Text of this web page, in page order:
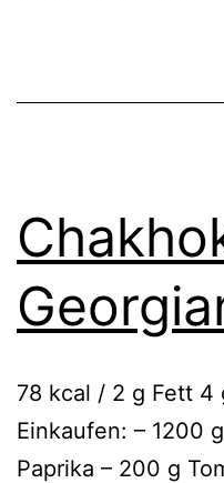
78 kcal / 2 g Fett 4
Einkaufen: – 1200
Paprika – 200 g